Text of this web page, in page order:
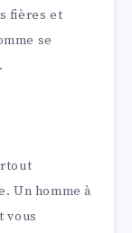
fières et
se
Un homme à
vous